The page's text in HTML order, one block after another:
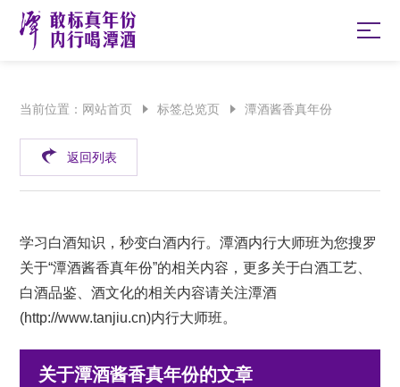
当前位置： 网站首页 标签总览页 潭酒酱香真年份
返回列表
学习白酒知识，秒变白酒内行。潭酒内行大师班为您搜罗
关于“潭酒酱香真年份”的相关内容，更多关于白酒工艺、
白酒品鉴、酒文化的相关内容请关注潭酒
(http://www.tanjiu.cn)内行大师班。
关于潭酒酱香真年份的文章